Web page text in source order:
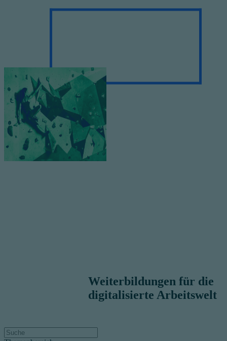
Weiterbildungen für die
digitalisierte Arbeitswelt